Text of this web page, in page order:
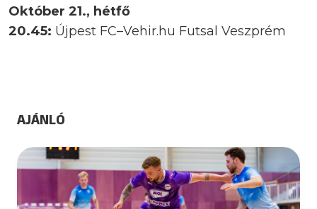
Október 21., hétfő
20.45: Újpest FC–Vehir.hu Futsal Veszprém
AJÁNLÓ